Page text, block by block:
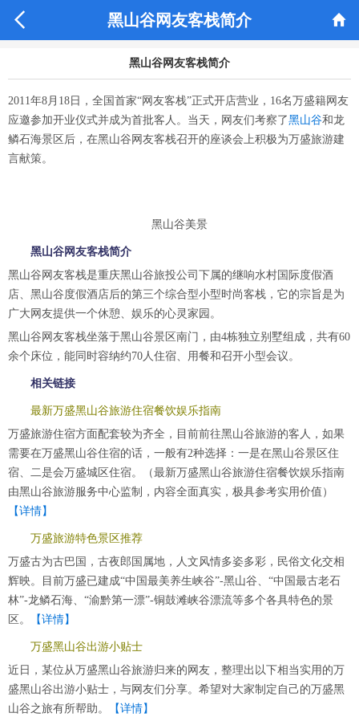
 黑山谷网友客栈简介 
黑山谷网友客栈简介
2011年8月18日，全国首家“网友客栈”正式开店营业，16名万盛籍网友
应邀参加开业仪式并成为首批客人。当天，网友们考察了黑山谷和龙
鳞石海景区后，在黑山谷网友客栈召开的座谈会上积极为万盛旅游建
言献策。
黑山谷美景
黑山谷网友客栈简介
黑山谷网友客栈是重庆黑山谷旅投公司下属的继响水村国际度假酒
店、黑山谷度假酒店后的第三个综合型小型时尚客栈，它的宗旨是为
广大网友提供一个休憩、娱乐的心灵家园。
黑山谷网友客栈坐落于黑山谷景区南门，由4栋独立别墅组成，共有60
余个床位，能同时容纳约70人住宿、用餐和召开小型会议。
相关链接
最新万盛黑山谷旅游住宿餐饮娱乐指南
万盛旅游住宿方面配套较为齐全，目前前往黑山谷旅游的客人，如果
需要在万盛黑山谷住宿的话，一般有2种选择：一是在黑山谷景区住
宿、二是会万盛城区住宿。（最新万盛黑山谷旅游住宿餐饮娱乐指南
由黑山谷旅游服务中心监制，内容全面真实，极具参考实用价值）
【详情】
万盛旅游特色景区推荐
万盛古为古巴国，古夜郎国属地，人文风情多姿多彩，民俗文化交相
辉映。目前万盛已建成“中国最美养生峡谷”-黑山谷、“中国最古老石
林”-龙鳞石海、“渝黔第一漂”-铜鼓滩峡谷漂流等多个各具特色的景
区。
【详情】
万盛黑山谷出游小贴士
近日，某位从万盛黑山谷旅游归来的网友，整理出以下相当实用的万
盛黑山谷出游小贴士，与网友们分享。希望对大家制定自己的万盛黑
山谷之旅有所帮助。
【详情】